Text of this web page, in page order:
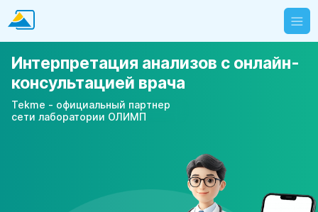
Интерпретация анализов с онлайн-
консультацией врача
Tekme - официальный партнер
сети лаборатории ОЛИМП